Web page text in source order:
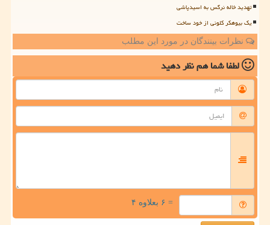
تهدید خاله نرگس به اسیدپاشی
یک بیوهکر کلونی از خود ساخت
نظرات بینندگان در مورد این مطلب
لطفا شما همنظر دهید
= ۶ بعلاوه ۴